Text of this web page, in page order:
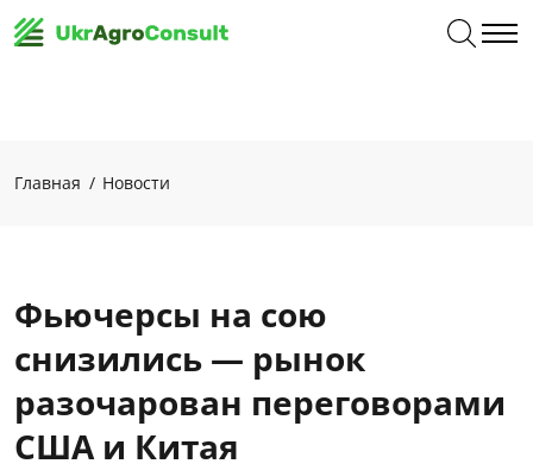
Главная Новости
Фьючерсы на сою
снизились — рынок
разочарован переговорами
США и Китая